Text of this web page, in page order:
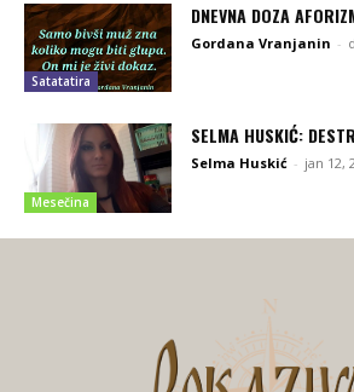
Satatatira
DNEVNA DOZA
Gordana Vranjanin -
Mesečina
SELMA HUSKIĆ:
Selma Huskić - jan 12,